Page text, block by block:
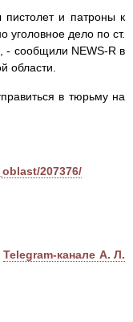
и патроны к
уголовное дело по ст.
- сообщили NEWS-R в
области.
в тюрьму на
207376/
Telegram-канале А. Л.